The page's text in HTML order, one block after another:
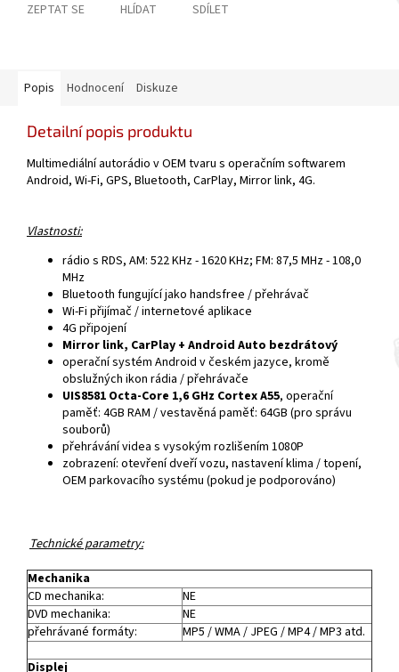
ZEPTAT SE HLÍDAT SDÍLET
Popis Hodnocení Diskuze
Detailní popis produktu
Multimediální autorádio v OEM tvaru s operačním softwarem
Android, Wi-Fi, GPS, Bluetooth, CarPlay, Mirror link, 4G.
Vlastnosti:
rádio s RDS, AM: 522 KHz - 1620 KHz; FM: 87,5 MHz - 108,0
MHz
Bluetooth fungující jako handsfree / přehrávač
Wi-Fi přijímač / internetové aplikace
4G připojení
Mirror link, CarPlay + Android Auto bezdrátový
operační systém Android v českém jazyce, kromě
obslužných ikon rádia / přehrávače
UIS8581 Octa-Core 1,6 GHz Cortex A55, operační
paměť: 4GB RAM / vestavěná paměť: 64GB (pro správu
souborů)
přehrávání videa s vysokým rozlišením 1080P
zobrazení: otevření dveří vozu, nastavení klima / topení,
OEM parkovacího systému (pokud je podporováno)
Technické parametry:
Mechanika
CD mechanika:
NE
DVD mechanika:
NE
přehrávané formáty:
MP5 / WMA / JPEG / MP4 / MP3 atd.
Displej